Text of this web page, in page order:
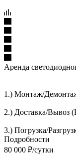
Аренда
1.) Монтаж/
2.) Доставка/
3.) Погрузка/
Подробности
80 000 ₽/сутки